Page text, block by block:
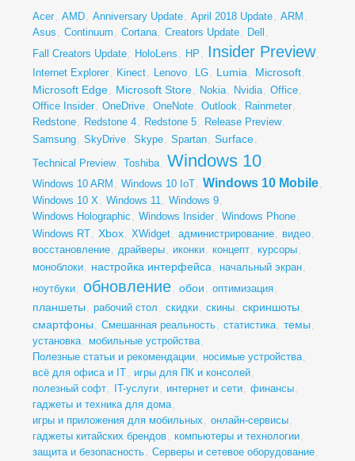
Acer, AMD, Anniversary Update, April 2018 Update, ARM ,
Asus , Continuum , Cortana, Creators Update, Dell ,
Fall Creators Update, HoloLens , HP , Insider Preview,
Internet Explorer, Kinect, Lenovo, LG, Lumia, Microsoft,
Microsoft Edge, Microsoft Store, Nokia, Nvidia, Office,
Office Insider, OneDrive, OneNote, Outlook, Rainmeter,
Redstone, Redstone 4, Redstone 5, Release Preview,
Samsung, SkyDrive, Skype, Spartan, Surface,
Technical Preview, Toshiba, Windows 10,
Windows 10 ARM , Windows 10 IoT, Windows 10 Mobile,
Windows 10 X, Windows 11, Windows 9,
Windows Holographic , Windows Insider, Windows Phone,
Windows RT, Xbox, XWidget, администрирование, видео,
восстановление, драйверы, иконки, концепт, курсоры,
моноблоки, настройка интерфейса, начальный экран,
ноутбуки, обновление, обои , оптимизация,
планшеты , рабочий стол , скидки, скины, скриншоты ,
смартфоны , Смешанная реальность, статистика, темы ,
установка, мобильные устройства,
Полезные статьи и рекомендации, носимые устройства,
всё для офиса и IT, игры для ПК и консолей,
полезный софт, IT-услуги, интернет и сети, финансы,
гаджеты и техника для дома,
игры и приложения для мобильных , онлайн-сервисы,
гаджеты китайских брендов, компьютеры и технологии,
защита и безопасность, Серверы и сетевое оборудование,